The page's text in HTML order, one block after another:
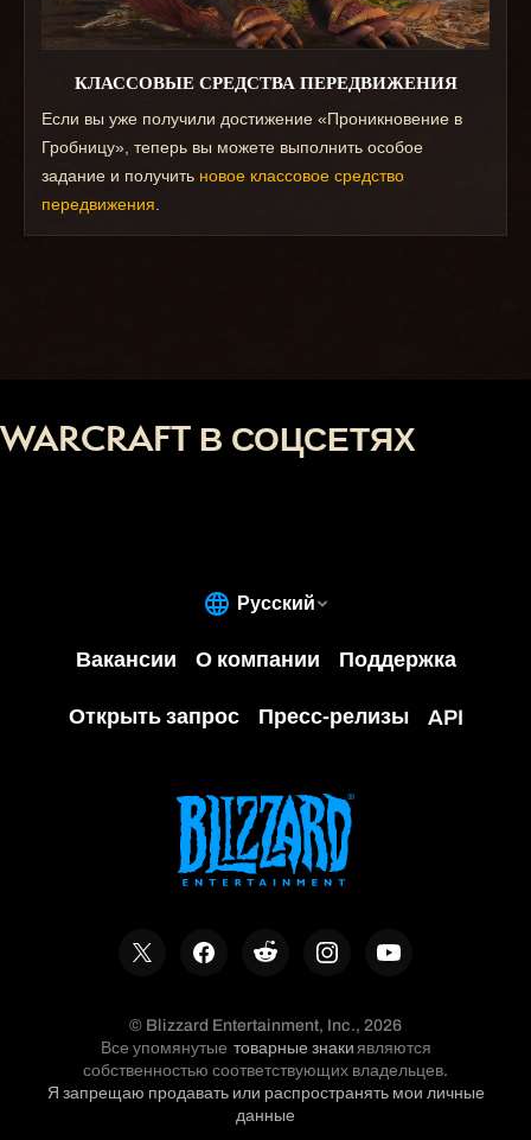
КЛАССОВЫЕ СРЕДСТВА ПЕРЕДВИЖЕНИЯ
Если вы уже получили достижение «Проникновение в
Гробницу», теперь вы можете выполнить особое
задание и получить новое классовое средство
передвижения.
WARCRAFT В СОЦСЕТЯХ